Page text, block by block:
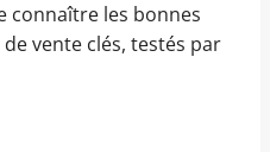
connaître les bonnes
vente clés, testés par